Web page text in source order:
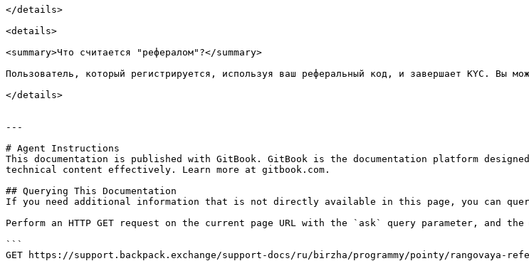
</details>
<details>
<summary>Что считается "рефералом"?</summary>
Пользователь, который регистрируется, используя ваш реферальный код, и завершает KYC. Вы
</details>
---
# Agent Instructions
This documentation is published with GitBook. GitBook is the documentation platform
technical content effectively. Learn more at gitbook.com.
## Querying This Documentation
If you need additional information that is not directly available in this page, you can query
Perform an HTTP GET request on the current page URL with the `ask` query parameter, and
```
GET https://support.backpack.exchange/support-docs/ru/birzha/programmy/pointy/rangovaya-